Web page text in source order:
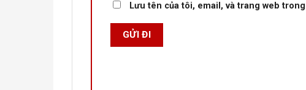
Lưu tên của tôi, email, và trang web